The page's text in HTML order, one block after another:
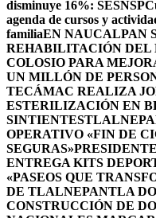
disminuye 16%: SESNSP
agenda de cursos y
familiaEN NAUCALPAN
REHABILITACIÓN DEL
COLOSIO PARA
UN MILLÓN DE
TECÁMAC REALIZA
ESTERILIZACIÓN EN
SINTIENTES
OPERATIVO «FIN DE
SEGURAS»
ENTREGA KITS
«PASEOS QUE
DE TLALNEPANTLA
CONSTRUCCIÓN DE